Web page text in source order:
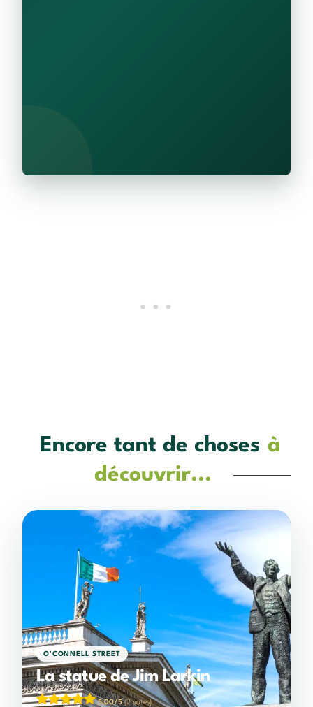
Encore tant de choses à
découvrir...
O'CONNELL STREET
La statue de Jim Larkin
5,00/5(2 votes)